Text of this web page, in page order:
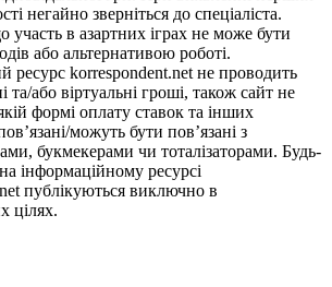
негайно зверніться до спеціаліста.
участь в азартних іграх не може бути
або альтернативою роботі.
ресурс korrespondent.net не проводить
та/або віртуальні гроші, також сайт не
формі оплату ставок та інших
можуть бути пов’язані з
букмекерами чи тоталізаторами. Будь-
інформаційному ресурсі
публікуються виключно в
цілях.